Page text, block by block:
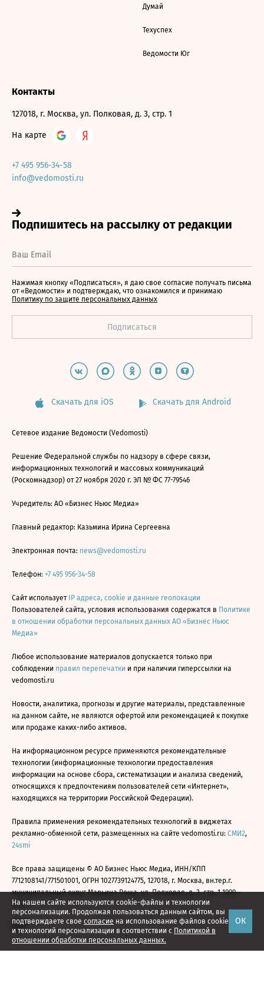
На нашем сайте используются cookie-файлы и технологии
персонализации. Продолжая пользоваться данным сайтом, вы
подтверждаете свое согласие на использование файлов cookie
и технологий персонализации в соответствии с Политикой в
отношении обработки персональных данных.
ОК
Думай
Техуспех
Ведомости Юг
Контакты
127018, г. Москва, ул. Полковая, д. 3, стр. 1
На карте
+7 495 956-34-58
info@vedomosti.ru
Нажимая кнопку «Подписаться», я даю свое согласие получать письма
от «Ведомости» и подтверждаю, что ознакомился и принимаю
Политику по защите персональных данных
Скачать для iOS Скачать для Android
Сетевое издание Ведомости (Vedomosti)
Решение Федеральной службы по надзору в сфере связи,
информационных технологий и массовых коммуникаций
(Роскомнадзор) от 27 ноября 2020 г. ЭЛ № ФС 77-79546
Учредитель: АО «Бизнес Ньюс Медиа»
Главный редактор: Казьмина Ирина Сергеевна
Электронная почта: news@vedomosti.ru
Телефон: +7 495 956-34-58
Сайт использует IP адреса, cookie и данные геолокации
Пользователей сайта, условия использования содержатся в Политике
в отношении обработки персональных данных АО «Бизнес Ньюс
Медиа»
Любое использование материалов допускается только при
соблюдении правил перепечатки и при наличии гиперссылки на
vedomosti.ru
Новости, аналитика, прогнозы и другие материалы, представленные
на данном сайте, не являются офертой или рекомендацией к покупке
или продаже каких-либо активов.
На информационном ресурсе применяются рекомендательные
технологии (информационные технологии предоставления
информации на основе сбора, систематизации и анализа сведений,
относящихся к предпочтениям пользователей сети «Интернет»,
находящихся на территории Российской Федерации).
Правила применения рекомендательных технологий в виджетах
рекламно-обменной сети, размещенных на сайте vedomosti.ru: СМИ2,
24smi
Все права защищены © АО Бизнес Ньюс Медиа, ИНН/КПП
7712108141/771501001, ОГРН 1027739124775, 127018, г. Москва, вн.тер.г.
муниципальный округ Марьина Роща, ул. Полковая, д. 3, стр. 1 1999—
2026